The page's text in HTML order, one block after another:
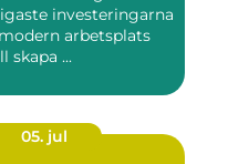
investeringarna
arbetsplats
skapa ...
05. jul